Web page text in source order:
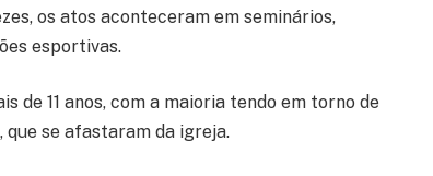
os atos aconteceram em seminários,
esportivas.
de 11 anos, com a maioria tendo em torno de
se afastaram da igreja.